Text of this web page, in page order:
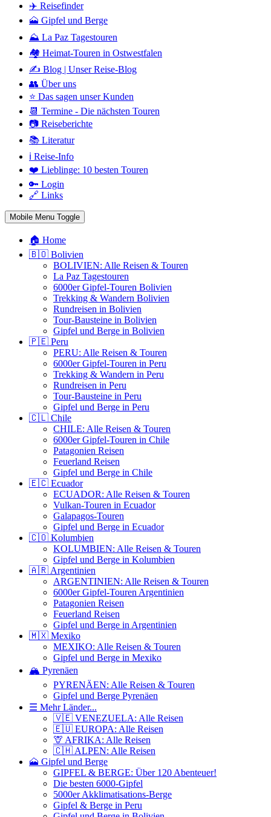
✈️ Reisefinder
🗻 Gipfel und Berge
⛰️ La Paz Tagestouren
🏘️ Heimat-Touren in Ostwestfalen
✍️ Blog | Unser Reise-Blog
👥 Über uns
⭐ Das sagen unser Kunden
📆 Termine - Die nächsten Touren
📷 Reiseberichte
📚 Literatur
ℹ️ Reise-Info
❤️ Lieblinge: 10 besten Touren
🔑 Login
🔗 Links
Mobile Menu Toggle
🏠 Home
🇧🇴 Bolivien
BOLIVIEN: Alle Reisen & Touren
La Paz Tagestouren
6000er Gipfel-Touren Bolivien
Trekking & Wandern Bolivien
Rundreisen in Bolivien
Tour-Bausteine in Bolivien
Gipfel und Berge in Bolivien
🇵🇪 Peru
PERU: Alle Reisen & Touren
6000er Gipfel-Touren in Peru
Trekking & Wandern in Peru
Rundreisen in Peru
Tour-Bausteine in Peru
Gipfel und Berge in Peru
🇨🇱 Chile
CHILE: Alle Reisen & Touren
6000er Gipfel-Touren in Chile
Patagonien Reisen
Feuerland Reisen
Gipfel und Berge in Chile
🇪🇨 Ecuador
ECUADOR: Alle Reisen & Touren
Vulkan-Touren in Ecuador
Galapagos-Touren
Gipfel und Berge in Ecuador
🇨🇴 Kolumbien
KOLUMBIEN: Alle Reisen & Touren
Gipfel und Berge in Kolumbien
🇦🇷 Argentinien
ARGENTINIEN: Alle Reisen & Touren
6000er Gipfel-Touren Argentinien
Patagonien Reisen
Feuerland Reisen
Gipfel und Berge in Argentinien
🇲🇽 Mexiko
MEXIKO: Alle Reisen & Touren
Gipfel und Berge in Mexiko
🏔️ Pyrenäen
PYRENÄEN: Alle Reisen & Touren
Gipfel und Berge Pyrenäen
☰ Mehr Länder...
🇻🇪 VENEZUELA: Alle Reisen
🇪🇺 EUROPA: Alle Reisen
🦒 AFRIKA: Alle Reisen
🇨🇭 ALPEN: Alle Reisen
🗻 Gipfel und Berge
GIPFEL & BERGE: Über 120 Abenteuer!
Die besten 6000-Gipfel
5000er Akklimatisations-Berge
Gipfel & Berge in Peru